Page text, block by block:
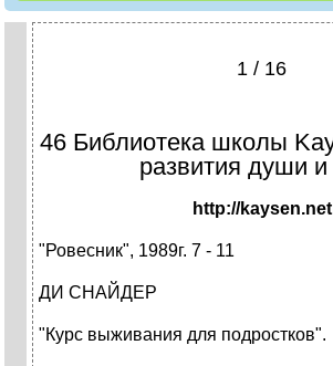
1 / 16
46 Библиотека школы
развития души и
http://kaysen.net
"Ровесник", 1989г. 7 - 11
ДИ СНАЙДЕР
"Курс выживания для подростков".